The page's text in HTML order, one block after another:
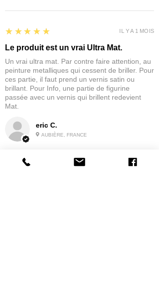
eric C.
AUBIÈRE, FRANCE
5
★★★★★
Le produit est un vrai Ultra Mat.
Un vrai ultra mat. Par contre faire attention, au
peinture metalliques qui cessent de briller. Pour
ces partie, il faut prend un vernis satin ou
brillant. Pour Info, une partie de figurine
passée avec un vernis qui brillent redevient
Mat.
IL Y A 1 MOIS